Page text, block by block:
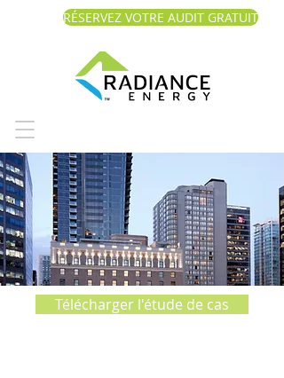
RÉSERVEZ VOTRE AUDIT GRATUIT
Télécharger l'étude de cas